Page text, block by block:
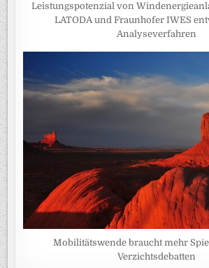
Leistungspotenzial von
LATODA und Fraunhofer IWES
Analyseverfahren
Mobilitätswende braucht mehr
Verzichtsdebatten